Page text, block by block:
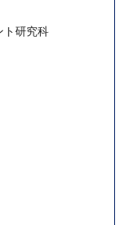
ト研究科